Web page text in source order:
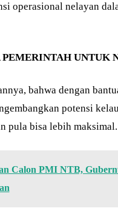
operasional nelayan
UNTUK
bahwa dengan
potensi
pula bisa lebih maksimal.
Calon PMI NTB,